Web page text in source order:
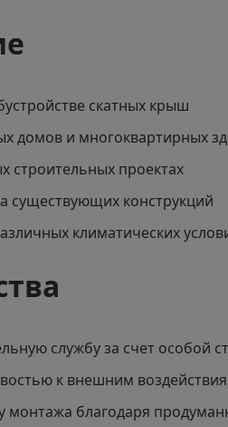
скатных крыш
домов и многоквартирных
строительных проектах
существующих конструкций
климатических
службу за счет особой
к внешним
монтажа благодаря